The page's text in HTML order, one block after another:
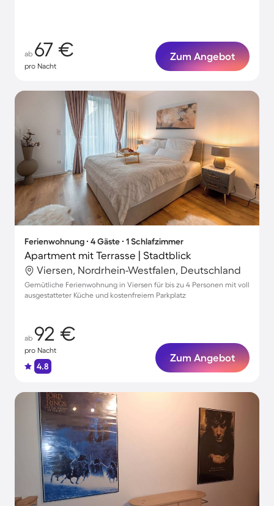
ab 67 €
pro Nacht
Zum Angebot
Ferienwohnung ∙ 4 Gäste ∙ 1 Schlafzimmer
Apartment mit Terrasse | Stadtblick
Viersen, Nordrhein-Westfalen, Deutschland
Gemütliche Ferienwohnung in Viersen für bis zu 4 Personen mit voll
ausgestatteter Küche und kostenfreiem Parkplatz
ab 92 €
pro Nacht
4.8
Zum Angebot